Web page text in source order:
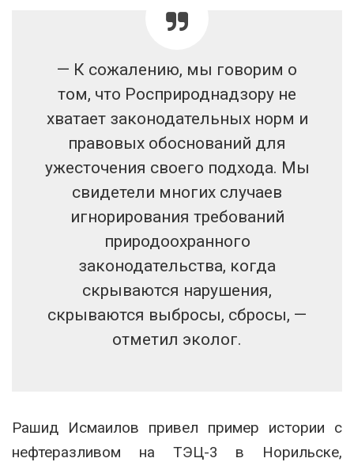
— К сожалению, мы говорим о
том, что Росприроднадзору не
хватает законодательных норм и
правовых обоснований для
ужесточения своего подхода. Мы
свидетели многих случаев
игнорирования требований
природоохранного
законодательства, когда
скрываются нарушения,
скрываются выбросы, сбросы, —
отметил эколог.
Рашид Исмаилов привел пример истории с
нефтеразливом на ТЭЦ-3 в Норильске,